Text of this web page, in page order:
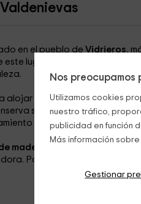
Nos
Utilizamos cookies
nuestro tráfico,
publicidad en función
Más información
Gestionar
en el pueblo de Vidrieros,
lugar un sitio maravilloso
alojar hasta a6 personas, es
su estructura original de
para hacer de tu
madera
Por un lado se accede al